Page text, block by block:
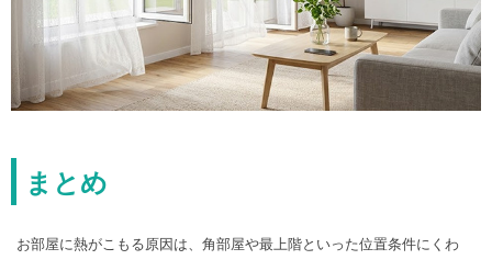
まとめ
お部屋に熱がこもる原因は、角部屋や最上階といった位置条件にくわ